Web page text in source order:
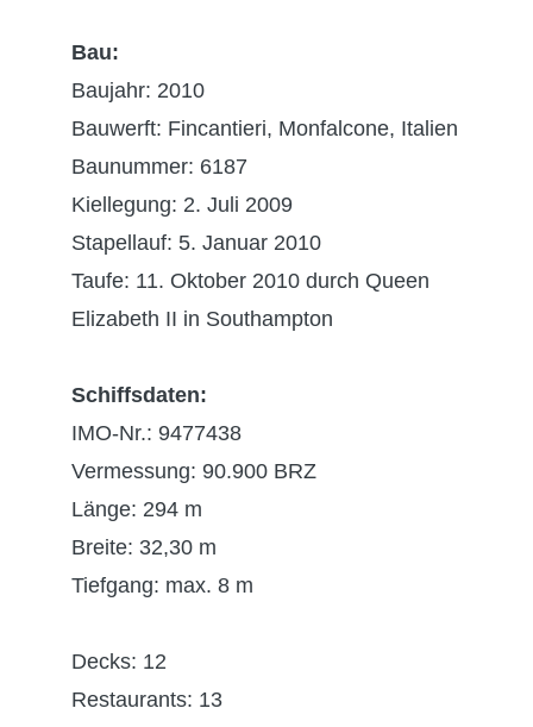
Bau:
Baujahr: 2010
Bauwerft: Fincantieri, Monfalcone, Italien
Baunummer: 6187
Kiellegung: 2. Juli 2009
Stapellauf: 5. Januar 2010
Taufe: 11. Oktober 2010 durch Queen
Elizabeth II in Southampton
Schiffsdaten:
IMO-Nr.: 9477438
Vermessung: 90.900 BRZ
Länge: 294 m
Breite: 32,30 m
Tiefgang: max. 8 m
Decks: 12
Restaurants: 13